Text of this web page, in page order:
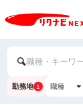
職種・キーワ
勤務地 1 職種